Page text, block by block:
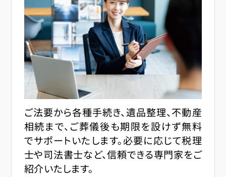
ご法要から各種手続き、遺品整理、不動産
相続まで、ご葬儀後も期限を設けず無料
でサポートいたします。必要に応じて税理
士や司法書士など、信頼できる専門家をご
紹介いたします。